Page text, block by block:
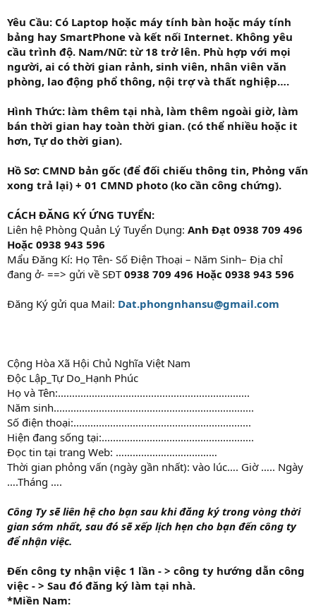
Yêu Cầu: Có Laptop hoặc máy tính bàn hoặc máy tính
bảng hay SmartPhone và kết nối Internet. Không yêu
cầu trình độ. Nam/Nữ: từ 18 trở lên. Phù hợp với mọi
người, ai có thời gian rảnh, sinh viên, nhân viên văn
phòng, lao động phổ thông, nội trợ và thất nghiệp….
Hình Thức: làm thêm tại nhà, làm thêm ngoài giờ, làm
bán thời gian hay toàn thời gian. (có thể nhiều hoặc it
hơn, Tự do thời gian).
Hồ Sơ: CMND bản gốc (để đối chiếu thông tin, Phỏng vấn
xong trả lại) + 01 CMND photo (ko cần công chứng).
CÁCH ĐĂNG KÝ ỨNG TUYỂN:
Liên hệ Phòng Quản Lý Tuyển Dụng: Anh Đạt 0938 709 496
Hoặc 0938 943 596
Mẩu Đăng Kí: Họ Tên- Số Điện Thoại – Năm Sinh– Địa chỉ
đang ở- ==> gửi về SĐT0938 709 496 Hoặc 0938 943 596
Đăng Ký gửi qua Mail: Dat.phongnhansu@gmail.com
Cộng Hòa Xã Hội Chủ Nghĩa Việt Nam
Độc Lập_Tự Do_Hạnh Phúc
Họ và Tên:....................................................................
Năm sinh.......................................................................
Số điện thoại:...............................................................
Hiện đang sống tại:......................................................
Đọc tin tại trang Web: ………………………………
Thời gian phỏng vấn (ngày gần nhất): vào lúc…. Giờ ….. Ngày
….Tháng ….
Công Ty sẽ liên hệ cho bạn sau khi đăng ký trong vòng thời
gian sớm nhất, sau đó sẽ xếp lịch hẹn cho bạn đến công ty
để nhận việc.
Đến công ty nhận việc 1 lần - > công ty hướng dẫn công
việc - > Sau đó đăng ký làm tại nhà.
*Miền Nam: